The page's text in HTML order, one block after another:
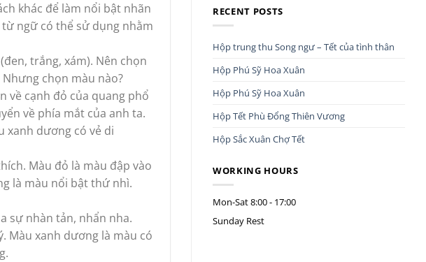
khác để làm nổi bật nhãn
ngữ có thể sử dụng nhằm
trắng, xám). Nên chọn
chọn màu nào?
về cạnh đỏ của quang phổ
về phía mắt của anh ta.
xanh dương có vẻ di
Màu đỏ là màu đập vào
là màu nổi bật thứ nhì.
sự nhàn tản, nhẩn nha.
Màu xanh dương là màu có
RECENT POSTS
Hộp trung thu Song ngư – Tết của tình thân
Hộp Phú Sỹ Hoa Xuân
Hộp Phú Sỹ Hoa Xuân
Hộp Tết Phù Đổng Thiên Vương
Hộp Sắc Xuân Chợ Tết
WORKING HOURS
Mon-Sat8:00 - 17:00
Sunday Rest